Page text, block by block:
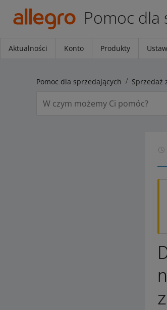
Pomoc dla
Aktualności Konto Produkty
Pomoc dla sprzedających Sprzedaż